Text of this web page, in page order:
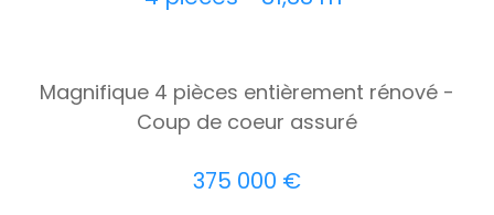
Magnifique 4 pièces entièrement rénové -
Coup de coeur assuré
375 000 €